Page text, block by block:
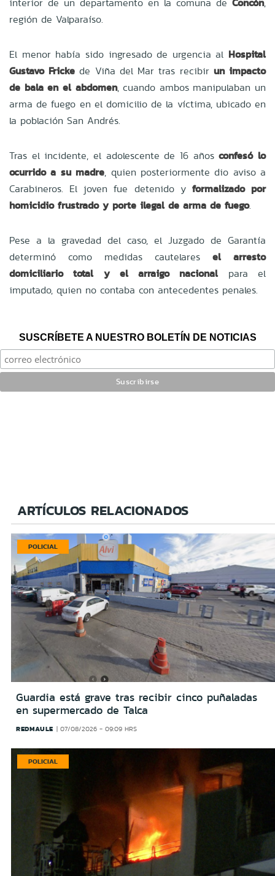
región de Valparaíso.
El menor había sido ingresado de urgencia al Hospital
Gustavo Fricke de Viña del Mar tras recibir un impacto
de bala en el abdomen, cuando ambos manipulaban un
arma de fuego en el domicilio de la víctima, ubicado en
la población San Andrés.
Tras el incidente, el adolescente de 16 añosconfesó lo
ocurrido a su madre, quien posteriormente dio aviso a
Carabineros. El joven fue detenido y formalizado por
homicidio frustrado y porte ilegal de arma de fuego.
Pese a la gravedad del caso, el Juzgado de Garantía
determinó como medidas cautelares el arresto
domiciliario total y el arraigo nacional para el
imputado, quien no contaba con antecedentes penales.
SUSCRÍBETE A NUESTRO BOLETÍN DE NOTICIAS
ARTÍCULOS RELACIONADOS
POLICIAL
Guardia está grave tras recibir cinco puñaladas
en supermercado de Talca
REDMAULE 07/08/2026 - 09:09 HRS
POLICIAL